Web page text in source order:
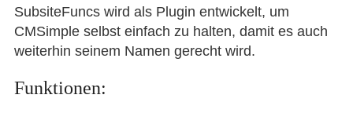
SubsiteFuncs wird als Plugin entwickelt, um
CMSimple selbst einfach zu halten, damit es auch
weiterhin seinem Namen gerecht wird.
Funktionen: